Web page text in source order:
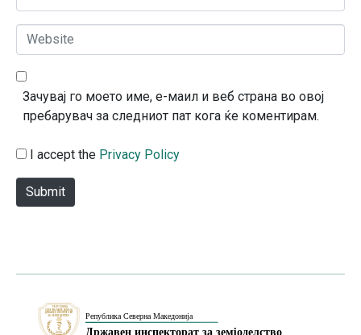
*
m
a
*
e
b
e
Зачувај го моето име, е-маил и веб страна во овој
пребарувач за следниот пат кога ќе коментирам.
I accept the Privacy Policy
Submit